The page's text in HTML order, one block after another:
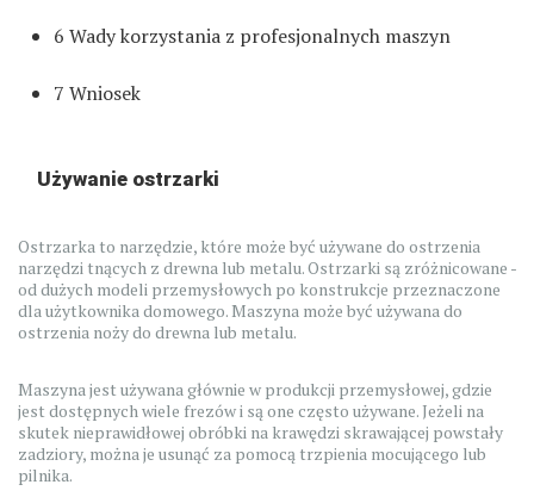
6 Wady korzystania z profesjonalnych maszyn
7 Wniosek
Używanie ostrzarki
Ostrzarka to narzędzie, które może być używane do ostrzenia
narzędzi tnących z drewna lub metalu. Ostrzarki są zróżnicowane -
od dużych modeli przemysłowych po konstrukcje przeznaczone
dla użytkownika domowego. Maszyna może być używana do
ostrzenia noży do drewna lub metalu.
Maszyna jest używana głównie w produkcji przemysłowej, gdzie
jest dostępnych wiele frezów i są one często używane. Jeżeli na
skutek nieprawidłowej obróbki na krawędzi skrawającej powstały
zadziory, można je usunąć za pomocą trzpienia mocującego lub
pilnika.